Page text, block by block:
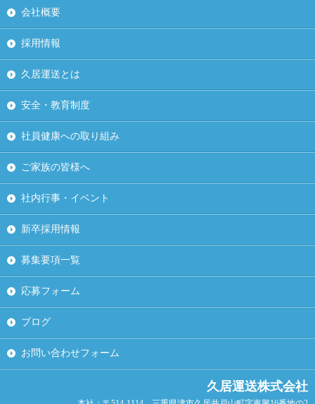
会社概要
採用情報
久居運送とは
安全・教育制度
社員健康への取り組み
ご家族の皆様へ
社内行事・イベント
新卒採用情報
募集要項一覧
応募フォーム
ブログ
お問い合わせフォーム
久居運送株式会社